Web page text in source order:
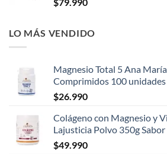
LO MÁS VENDIDO
Magnesio Total 5 Ana
Comprimidos 100 unidades
$26.990
Colágeno con Magnesio y
Lajusticia Polvo 350g Sabor
$49.990